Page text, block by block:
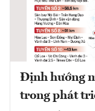
Định hướng
trong phát